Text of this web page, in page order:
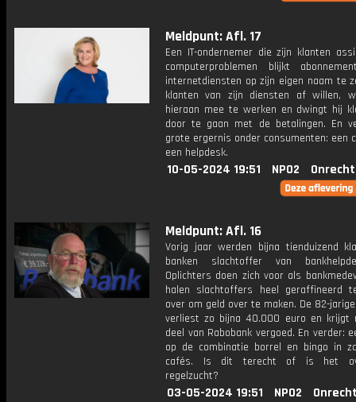
Meldpunt: Afl. 17
Een IT-ondernemer die zijn klanten
computerproblemen blijkt
internetdiensten op zijn eigen naam te
klanten van zijn diensten af willen,
hieraan mee te werken en dwingt hij
door te gaan met de betalingen. En
grote ergernis onder consumenten: een
een helpdesk.
10-05-2024 19:51 NPO2
Meldpunt: Afl. 16
Vorig jaar werden bijna tienduizend
banken slachtoffer van
Oplichters doen zich voor als
halen slachtoffers heel geraffineerd
over om geld over te maken. De 82-
verliest zo bijna 40.000 euro en krijgt
deel van Rabobank vergoed. En verder:
op de combinatie borrel en bingo in
cafés. Is dit terecht of is het
regelzucht?
03-05-2024 19:51 NPO2